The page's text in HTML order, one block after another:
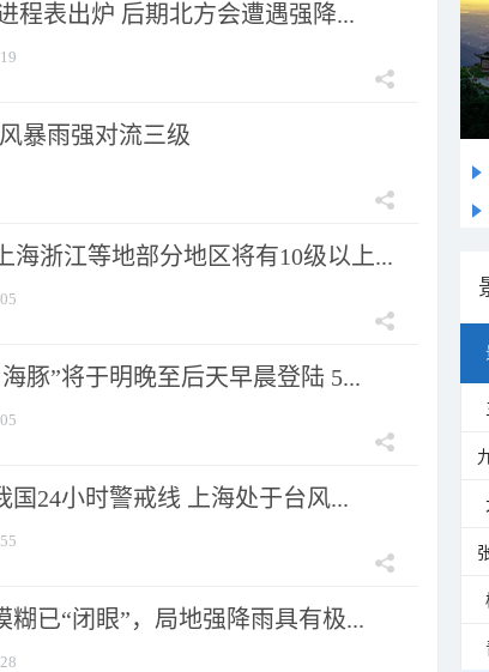
程表出炉 后期北方会遭遇强降...
暴雨强对流三级
海浙江等地部分地区将有10级以上...
豚”将于明晚至后天早晨登陆 5...
国24小时警戒线 上海处于台风...
糊已“闭眼”，局地强降雨具有极...